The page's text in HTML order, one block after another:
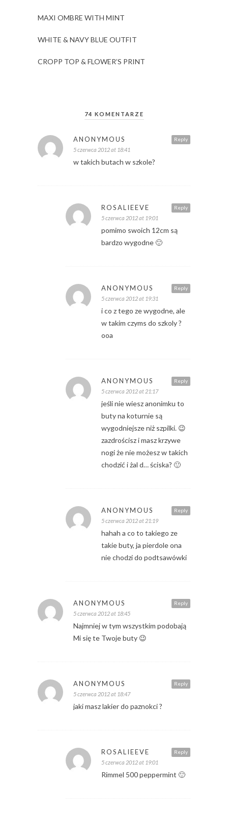
MAXI OMBRE WITH MINT
WHITE & NAVY BLUE OUTFIT
CROPP TOP & FLOWER’S PRINT
74 KOMENTARZE
Reply
ANONYMOUS
5 czerwca 2012 at 18:41
w takich butach w szkole?
Reply
ROSALIEEVE
5 czerwca 2012 at 19:01
pomimo swoich 12cm są
bardzo wygodne 🙂
Reply
ANONYMOUS
5 czerwca 2012 at 19:31
i co z tego ze wygodne, ale
w takim czyms do szkoly ?
ooa
Reply
ANONYMOUS
5 czerwca 2012 at 21:17
jeśli nie wiesz anonimku to
buty na koturnie są
wygodniejsze niż szpilki. 😉
zazdrościsz i masz krzywe
nogi że nie możesz w takich
chodzić i żal d… ściska? 🙂
Reply
ANONYMOUS
5 czerwca 2012 at 21:19
hahah a co to takiego ze
takie buty, ja pierdole ona
nie chodzi do podtsawówki
Reply
ANONYMOUS
5 czerwca 2012 at 18:45
Najmniej w tym wszystkim podobają
Mi się te Twoje buty 😉
Reply
ANONYMOUS
5 czerwca 2012 at 18:47
jaki masz lakier do paznokci ?
Reply
ROSALIEEVE
5 czerwca 2012 at 19:01
Rimmel 500 peppermint 🙂